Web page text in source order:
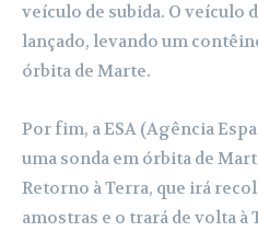
veículo de subida. O veículo
lançado, levando um
órbita de Marte.
Por fim, a ESA (Agência
uma sonda em órbita de
Retorno à Terra, que irá
amostras e o trará de volta à